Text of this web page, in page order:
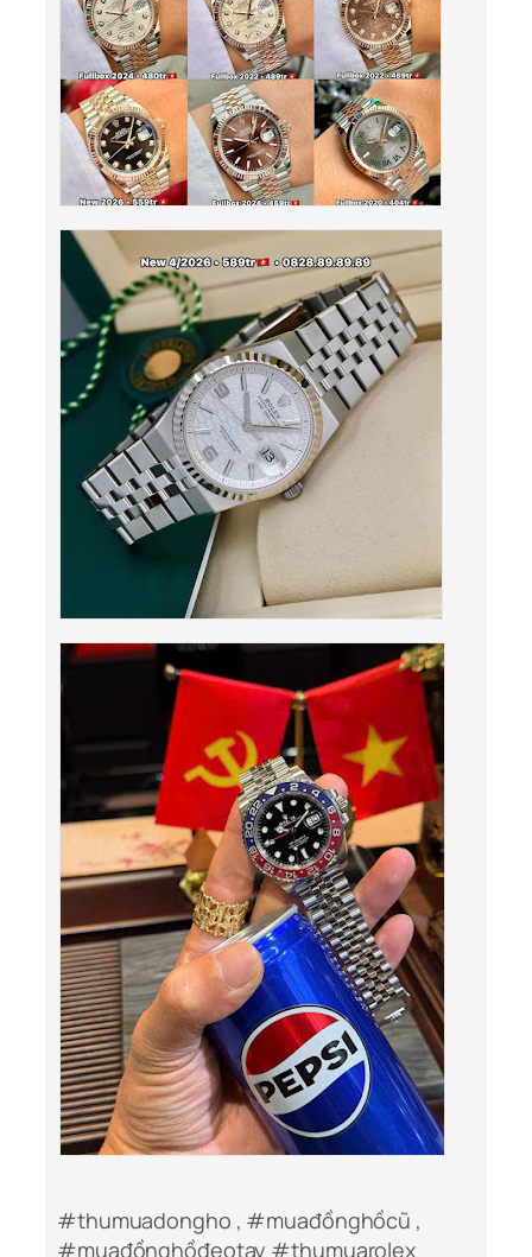
#thumuadongho , #muađồnghồcũ ,
#muađồnghồđeotay #thumuarolex